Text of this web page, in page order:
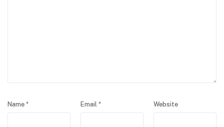
Name * Email * Website